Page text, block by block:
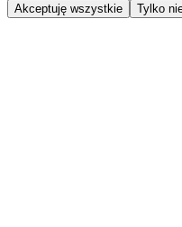
Akceptuję wszystkie Tylko